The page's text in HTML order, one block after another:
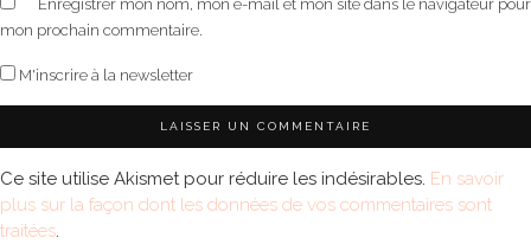
Enregistrer mon nom, mon e-mail et mon site dans le navigateur pour
mon prochain commentaire.
M'inscrire à la newsletter
Ce site utilise Akismet pour réduire les indésirables. En savoir
plus sur la façon dont les données de vos commentaires sont
traitées.